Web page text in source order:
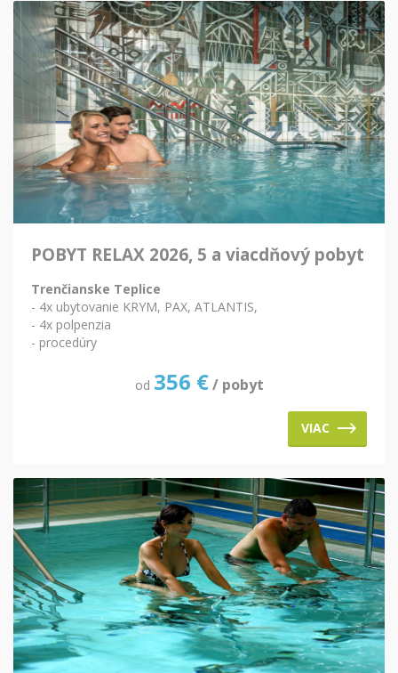
POBYT RELAX 2026, 5 a viacdňový pobyt
Trenčianske Teplice
- 4x ubytovanie KRYM, PAX, ATLANTIS,
- 4x polpenzia
- procedúry
od 356 € / pobyt
VIAC